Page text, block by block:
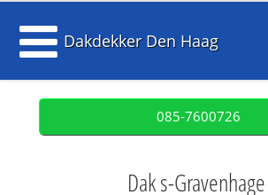
Dakdekker Den Haag
085-7600726
Dak s-Gravenhage